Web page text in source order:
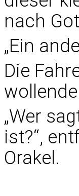
nach
„Ein
Die
„Wer
ist?“,
Orakel.